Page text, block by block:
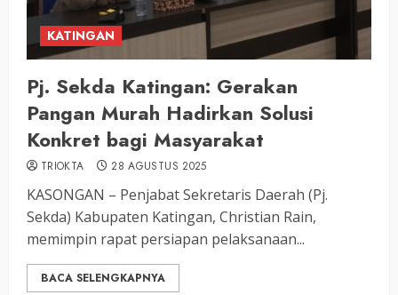
KATINGAN
Pj. Sekda Katingan: Gerakan
Pangan Murah Hadirkan Solusi
Konkret bagi Masyarakat
TRIOKTA 28 AGUSTUS 2025
KASONGAN – Penjabat Sekretaris Daerah (Pj.
Sekda) Kabupaten Katingan, Christian Rain,
memimpin rapat persiapan pelaksanaan...
BACA SELENGKAPNYA